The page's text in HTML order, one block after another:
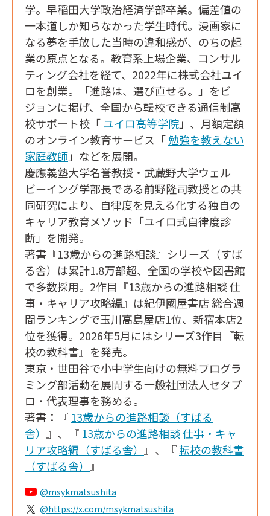
学。早稲田大学政治経済学部卒業。偏差値の
一本道しか知らなかった学生時代。漫画家に
なる夢を手放した当時の違和感が、のちの起
業の原点となる。教育系上場企業、コンサル
ティング会社を経て、2022年に株式会社ユイ
ロを創業。「進路は、選び直せる。」をビ
ジョンに掲げ、全国から転校できる通信制高
校サポート校「ユイロ高等学院」、月額定額
のオンライン教育サービス「勉強を教えない
家庭教師」などを展開。
慶應義塾大学名誉教授・武蔵野大学ウェル
ビーイング学部長である前野隆司教授との共
同研究により、自律度を見える化する独自の
キャリア教育メソッド「ユイロ式自律度診
断」を開発。
著書『13歳からの進路相談』シリーズ（すば
る舎）は累計1.8万部超、全国の学校や図書館
で多数採用。2作目『13歳からの進路相談 仕
事・キャリア攻略編』は紀伊國屋書店 総合週
間ランキングで玉川高島屋店1位、新宿本店2
位を獲得。2026年5月にはシリーズ3作目『転
校の教科書』を発売。
東京・世田谷で小中学生向けの無料プログラ
ミング部活動を展開する一般社団法人セタプ
ロ・代表理事を務める。
著書：『 13歳からの進路相談（すばる
舎）
』、『 13歳からの進路相談 仕事・キャ
リア攻略編（すばる舎）
』、『転校の教科書
（すばる舎）
』
@msykmatsushita
@https://x.com/msykmatsushita